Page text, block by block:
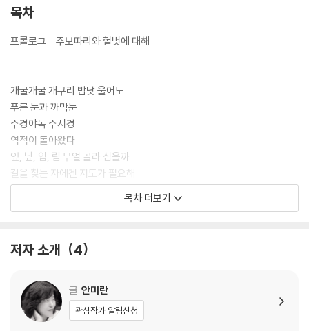
람들이 독립에 대한 희망을 꿈꿀 수 있도록 한 것이다. 또한 주시경은 우리
리말 연구의 길잡이가 될 우리나라 최초의 국어사전 ‘말모이’를 편찬하기
의 우수성과 가치를 깨닫고 널리 알리고자 했던 호머 헐버트의 모습은 많
은 어린이들에게 귀감이 될 것이다. 뿐만 아니라 우리 민족의 얼이 담긴 한
글과 한글날을 다시 한 번 생각해 보는 기회가 될 것이다. 말과 글을 빼앗긴
어두웠던 시대에 한글을 재탄생시키고 독립을 꿈꾸었던 이들의 뜨겁고 빛
나는 이야기를 들여다보자.
목차
프롤로그 - 주보따리와 헐벗에 대해
개굴개굴 개구리 밤낮 울어도
푸른 눈과 까막눈
주경야독 주시경
역적이 돌아왔다
잎, 닢, 입, 립 무얼 골라 심을까
길을 찾는 자에겐 지도가 필요해
주보따리 달려라
에필로그 - 그들이 떠난 뒤
깊이 보는 역사 - 한글 이야기
목차 더보기
저자 소개 4
글 안미란
관심작가 알림신청